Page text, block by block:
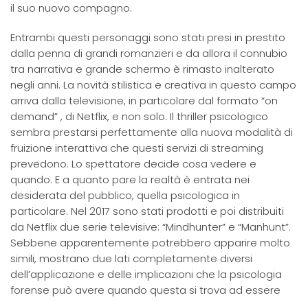
il suo nuovo compagno.
Entrambi questi personaggi sono stati presi in prestito
dalla penna di grandi romanzieri e da allora il connubio
tra narrativa e grande schermo è rimasto inalterato
negli anni. La novità stilistica e creativa in questo campo
arriva dalla televisione, in particolare dal formato “on
demand” , di Netflix, e non solo. Il thriller psicologico
sembra prestarsi perfettamente alla nuova modalità di
fruizione interattiva che questi servizi di streaming
prevedono. Lo spettatore decide cosa vedere e
quando. E a quanto pare la realtà è entrata nei
desiderata del pubblico, quella psicologica in
particolare. Nel 2017 sono stati prodotti e poi distribuiti
da Netflix due serie televisive: “Mindhunter” e “Manhunt”.
Sebbene apparentemente potrebbero apparire molto
simili, mostrano due lati completamente diversi
dell’applicazione e delle implicazioni che la psicologia
forense può avere quando questa si trova ad essere